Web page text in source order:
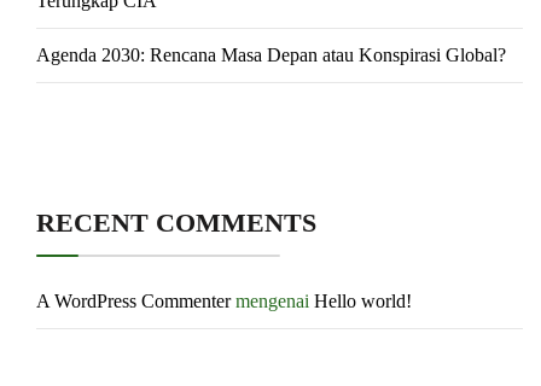
Agenda 2030: Rencana Masa Depan atau Konspirasi Global?
RECENT COMMENTS
A WordPress Commentermengenai Hello world!